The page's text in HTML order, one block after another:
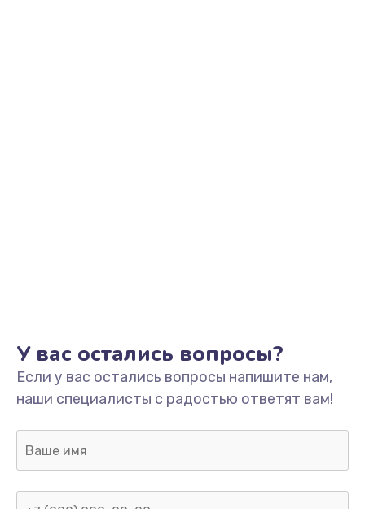
У вас остались вопросы?
Если у вас остались вопросы напишите нам,
наши специалисты с радостью ответят вам!